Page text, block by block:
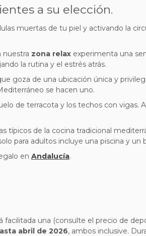
a su elección.
muertas de tu piel y activando la
nuestra zona relax experimenta una
la rutina y el estrés atrás.
goza de una ubicación única y
se hacen uno.
de terracota y los techos con vigas.
típicos de la cocina tradicional
para adultos incluye una piscina y un
en Andalucía.
una (consulte el precio de
abril de 2026, ambos inclusive.